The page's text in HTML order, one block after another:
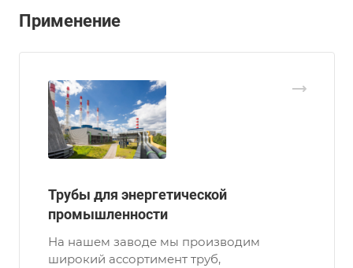
Применение
Трубы для энергетической
промышленности
На нашем заводе мы производим
широкий ассортимент труб,